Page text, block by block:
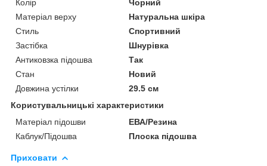
Колір
Чорний
Матеріал верху
Натуральна шкіра
Стиль
Спортивний
Застібка
Шнурівка
Антиковзка підошва
Так
Стан
Новий
Довжина устілки
29.5 см
Користувальницькі характеристики
Матеріал підошви
ЕВА/Резина
Каблук/Підошва
Плоска підошва
Приховати